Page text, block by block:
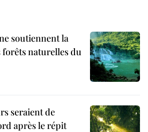
soutiennent la
naturelles du
seraient de
après le répit